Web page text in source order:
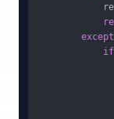
except
if